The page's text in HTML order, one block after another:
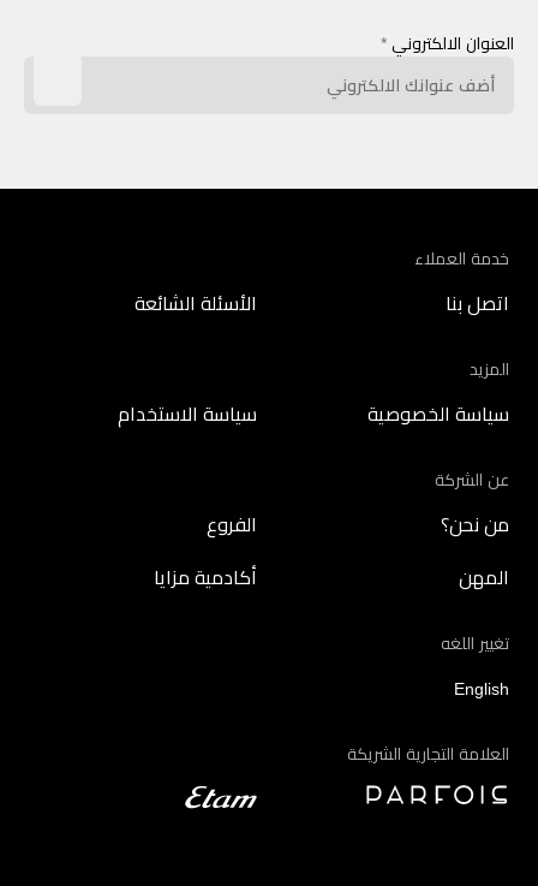
العنوان الالكتروني *
خدمة العملاء
اتصل بنا الأسئلة الشائعة
المزيد
سياسة الخصوصية سياسة الاستخدام
عن الشركة
من نحن؟ الفروع
المهن أكادمية مزايا
تغيير اللغه
English
العلامة التجارية الشريكة